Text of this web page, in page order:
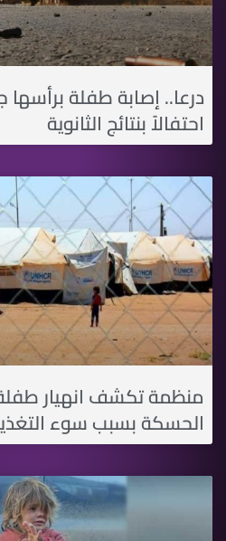
درعا.. إصابة طفلة برأسها
احتفالاً بنتائج الثانوية
منظمة تكشف انهيار
الحسكة بسبب سوء